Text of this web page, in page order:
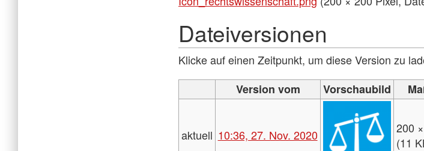
Dateiversionen
Klicke auf einen Zeitpunkt, um diese Version zu
Version vom
Vorschaubild
aktuell 10:36, 27. Nov. 2020
200
(11